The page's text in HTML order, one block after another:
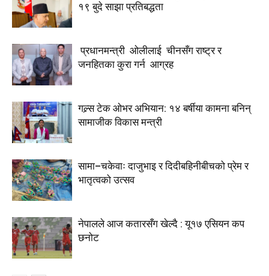
१९ बुदे साझा प्रतिबद्धता
प्रधानमन्त्री ओलीलाई चीनसँग राष्ट्र र
जनहितका कुरा गर्न आग्रह
गल्र्स टेक ओभर अभियान: १४ बर्षीया कामना बनिन्
सामाजीक विकास मन्त्री
सामा–चकेवाः दाजुभाइ र दिदीबहिनीबीचको प्रेम र
भातृत्वको उत्सव
नेपालले आज कतारसँग खेल्दै : यू१७ एसियन कप
छनोट